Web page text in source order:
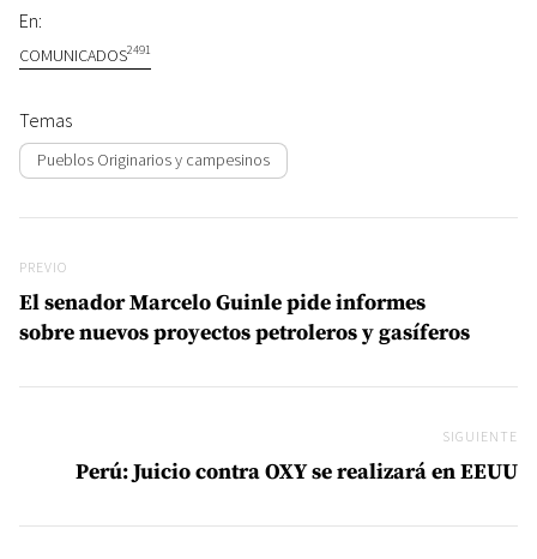
En:
COMUNICADOS2491
Temas
Pueblos Originarios y campesinos
Previo
PREVIO
El senador Marcelo Guinle pide informes
sobre nuevos proyectos petroleros y gasíferos
SIGUIENTE
Perú: Juicio contra OXY se realizará en EEUU